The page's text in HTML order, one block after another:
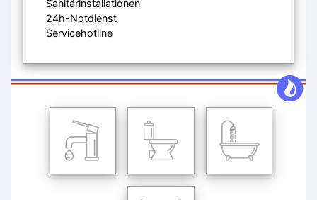
Sanitärinstallationen
24h-Notdienst
Servicehotline